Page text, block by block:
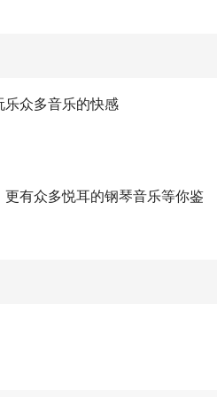
众多音乐的快感
有众多悦耳的钢琴音乐等你鉴